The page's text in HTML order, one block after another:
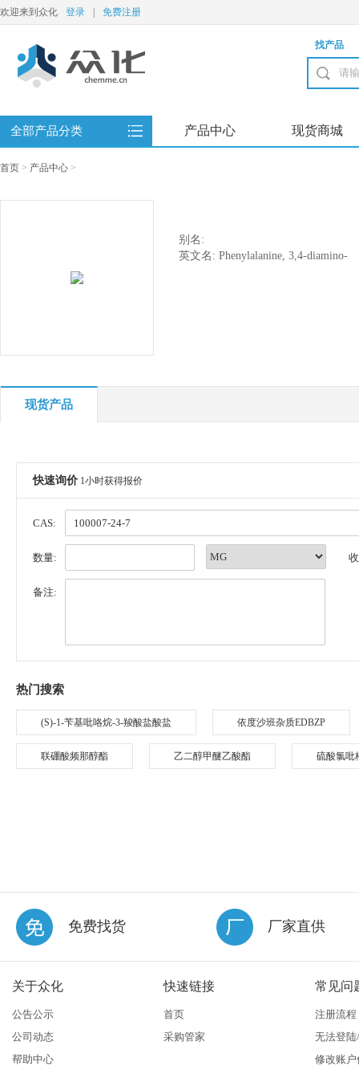
欢迎来到众化 登录 免费注册
找产品
全部产品分类 产品中心 现货商城
首页 > 产品中心 >
别名:
英文名: Phenylalanine, 3,4-diamino-
现货产品
快速询价 1小时获得报价
CAS:
数量:
备注:
热门搜索
(S)-1-苄基吡咯烷-3-羧酸盐酸盐 依度沙班杂质EDBZP
联硼酸频那醇酯 乙二醇甲醚乙酸酯 硫酸氯吡
免费找货 厂家直供
关于众化
公告公示
公司动态
帮助中心
快速链接
首页
采购管家
常见问
注册流程
无法登
修改账户